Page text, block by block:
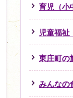
育児（小
児童福祉
東庄町の
みんなの